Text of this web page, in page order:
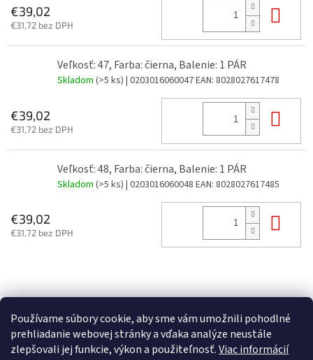
Používame súbory cookie, aby sme vám umožnili pohodlné
prehliadanie webovej stránky a vďaka analýze neustále
zlepšovali jej funkcie, výkon a použiteľnosť.Viac informácií
€39,02
€31,72 bez DPH
Veľkosť: 47, Farba: čierna, Balenie: 1 PÁR
Skladom (>5 ks) | 0203016060047EAN: 8028027617478
€39,02
€31,72 bez DPH
Veľkosť: 48, Farba: čierna, Balenie: 1 PÁR
Skladom (>5 ks) | 0203016060048 EAN: 8028027617485
€39,02
€31,72 bez DPH
á